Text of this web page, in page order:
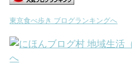
東京食べ歩き ブログランキングへ